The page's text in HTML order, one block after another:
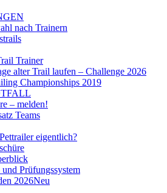
nach Trainern
Trainer
alter Trail laufen – Challenge 2026
Championships 2019
– melden!
Teams
eigentlich?
Prüfungssystem
2026Neu